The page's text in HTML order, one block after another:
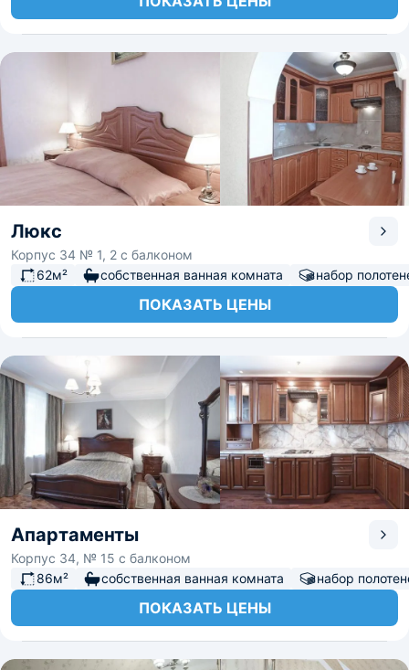
Люкс
Корпус 34 № 1, 2 с балконом
62м²
собственная ванная комната набор
ПОКАЗАТЬ ЦЕНЫ
Апартаменты
Корпус 34, № 15 с балконом
86м²
собственная ванная комната набор
ПОКАЗАТЬ ЦЕНЫ